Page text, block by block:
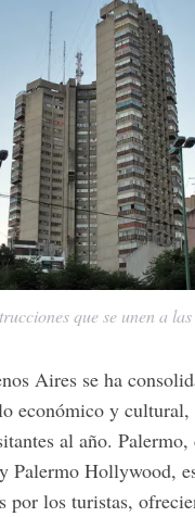
que se unen a
Aires se ha
económico y cultural,
al año. Palermo,
Palermo Hollywood,
por los turistas,